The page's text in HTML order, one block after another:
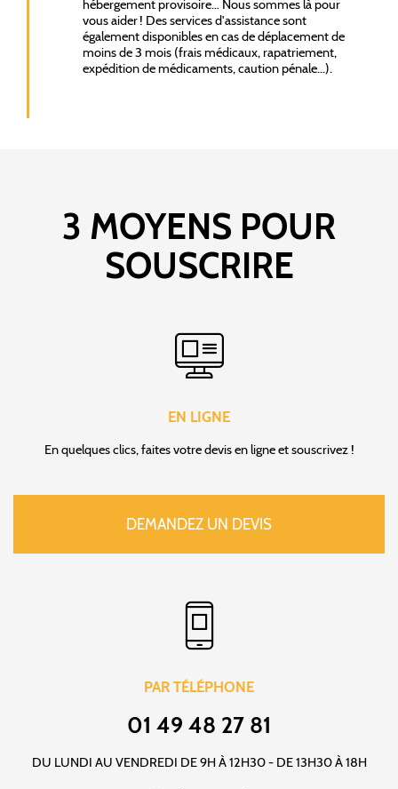
hébergement provisoire… Nous sommes là pour
vous aider ! Des services d'assistance sont
également disponibles en cas de déplacement de
moins de 3 mois (frais médicaux, rapatriement,
expédition de médicaments, caution pénale...).
3 MOYENS POUR
SOUSCRIRE
EN LIGNE
En quelques clics, faites votre devis en ligne et souscrivez !
DEMANDEZ UN DEVIS
PAR TÉLÉPHONE
01 49 48 27 81
DU LUNDI AU VENDREDI DE 9H À 12H30 - DE 13H30 À 18H